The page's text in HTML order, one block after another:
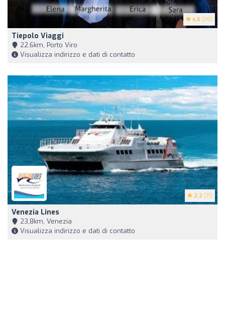
4.6 (35)
Tiepolo Viaggi
22,6km, Porto Viro
Visualizza indirizzo e dati di contatto
2.2 (71)
Venezia Lines
23,8km, Venezia
Visualizza indirizzo e dati di contatto